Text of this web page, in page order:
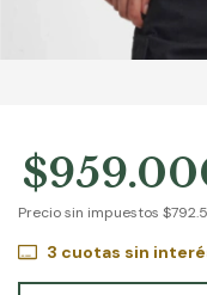
Precio sin impuestos
3 cuotas sin